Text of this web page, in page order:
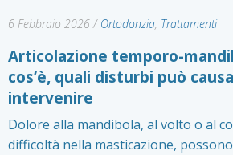
6 Febbraio 2026/ Ortodonzia, Trattamenti
Articolazione temporo-
cos’è, quali disturbi può
intervenire
Dolore alla mandibola, al volto o al
difficoltà nella masticazione,